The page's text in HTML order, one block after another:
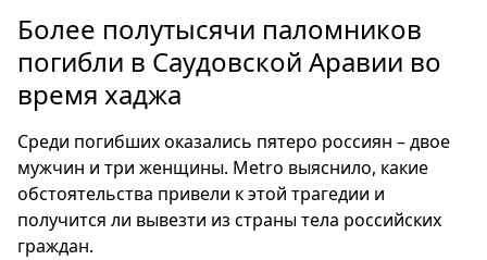
Россия
Мир
Здоровье
Туризм
Мода
Театр
Более полутысячи паломников
погибли в Саудовской Аравии во
время хаджа
Среди погибших оказались пятеро россиян – двое
мужчин и три женщины. Metro выяснило, какие
обстоятельства привели к этой трагедии и
получится ли вывезти из страны тела российских
граждан.